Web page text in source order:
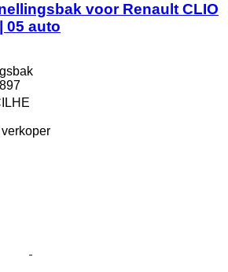
voor Renault CLIO
05 auto